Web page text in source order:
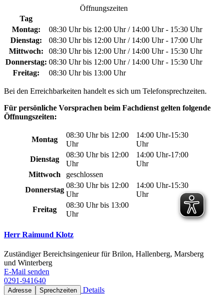
Öffnungszeiten
Tag
Montag:
08:30 Uhr bis 12:00 Uhr / 14:00 Uhr - 15:30 Uhr
Dienstag:
08:30 Uhr bis 12:00 Uhr / 14:00 Uhr - 17:00 Uhr
Mittwoch:
08:30 Uhr bis 12:00 Uhr / 14:00 Uhr - 15:30 Uhr
Donnerstag: 08:30 Uhr bis 12:00 Uhr / 14:00 Uhr - 15:30 Uhr
Freitag:
08:30 Uhr bis 13:00 Uhr
Bei den Erreichbarkeiten handelt es sich um Telefonsprechzeiten.
Für persönliche Vorsprachen beim Fachdienst gelten folgende
Öffnungszeiten:
Montag
08:30 Uhr bis 12:00
Uhr
14:00 Uhr-15:30
Uhr
Dienstag
08:30 Uhr bis 12:00
Uhr
14:00 Uhr-17:00
Uhr
Mittwoch
geschlossen
Donnerstag
08:30 Uhr bis 12:00
Uhr
14:00 Uhr-15:30
Uhr
Freitag
08:30 Uhr bis 13:00
Uhr
Herr Raimund Klotz
Zuständiger Bereichsingenieur für Brilon, Hallenberg, Marsberg
und Winterberg
E-Mail senden
0291-941640
Adresse Sprechzeiten Details